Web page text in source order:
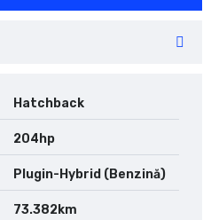
Hatchback
204hp
Plugin-Hybrid (Benzină)
73.382km